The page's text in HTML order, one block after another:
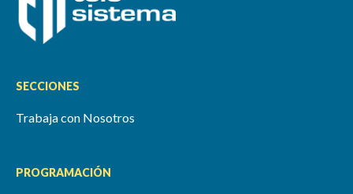
SECCIONES
Trabaja con Nosotros
PROGRAMACIÓN